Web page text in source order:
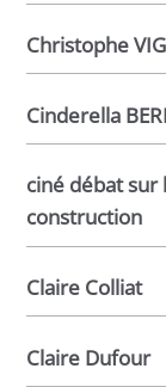
Christophe
Cinderella
ciné débat
construction
Claire Colliat
Claire Dufour